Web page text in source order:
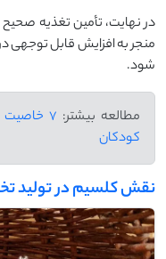
در نهایت، تأمین تغذیه صحیح
منجر به افزایش قابل توجهی
شود.
مطالعه بیشتر:
7
کودکان
نقش کلسیم در تولید